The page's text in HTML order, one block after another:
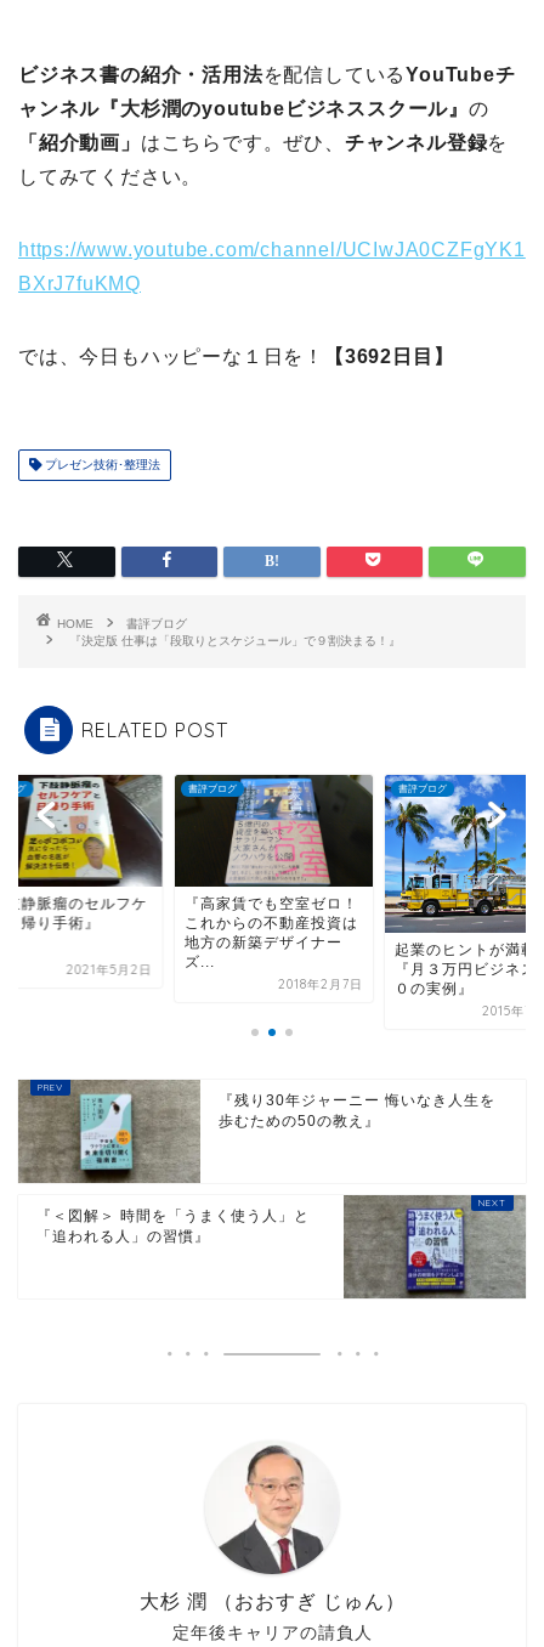
ビジネス書の紹介・活用法を配信しているYouTubeチ
ャンネル『大杉潤のyoutubeビジネススクール』 の
「紹介動画」 はこちらです。ぜひ、 チャンネル登録を
してみてください。
https://www.youtube.com/channel/UCIwJA0CZFgYK1
BXrJ7fuKMQ
では、今日もハッピーな１日を！ 【3692日目】
プレゼン技術･整理法
HOME
書評ブログ
『決定版 仕事は「段取りとスケジュール」で９割決まる！』
RELATED POST
ブログ
家賃でも空室ゼロ！
からの不動産投資は
書評ブログ
起業のヒントが満載の
『月３万円ビジネス１０
書評ブログ
『下肢静脈瘤のセ
アと日帰り手術』
2021年
『残り30年ジャーニー 悔いなき人生を
歩むための50の教え』
『＜図解＞ 時間を「うまく使う人」と
「追われる人」の習慣』
定年後キャリアの請負人
大杉 潤 （おおすぎ じゅん）